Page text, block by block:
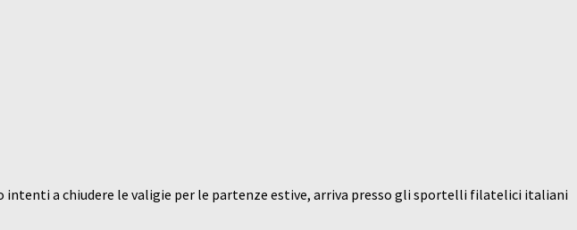
a chiudere le valigie per le partenze estive, arriva presso gli sportelli filatelici italiani